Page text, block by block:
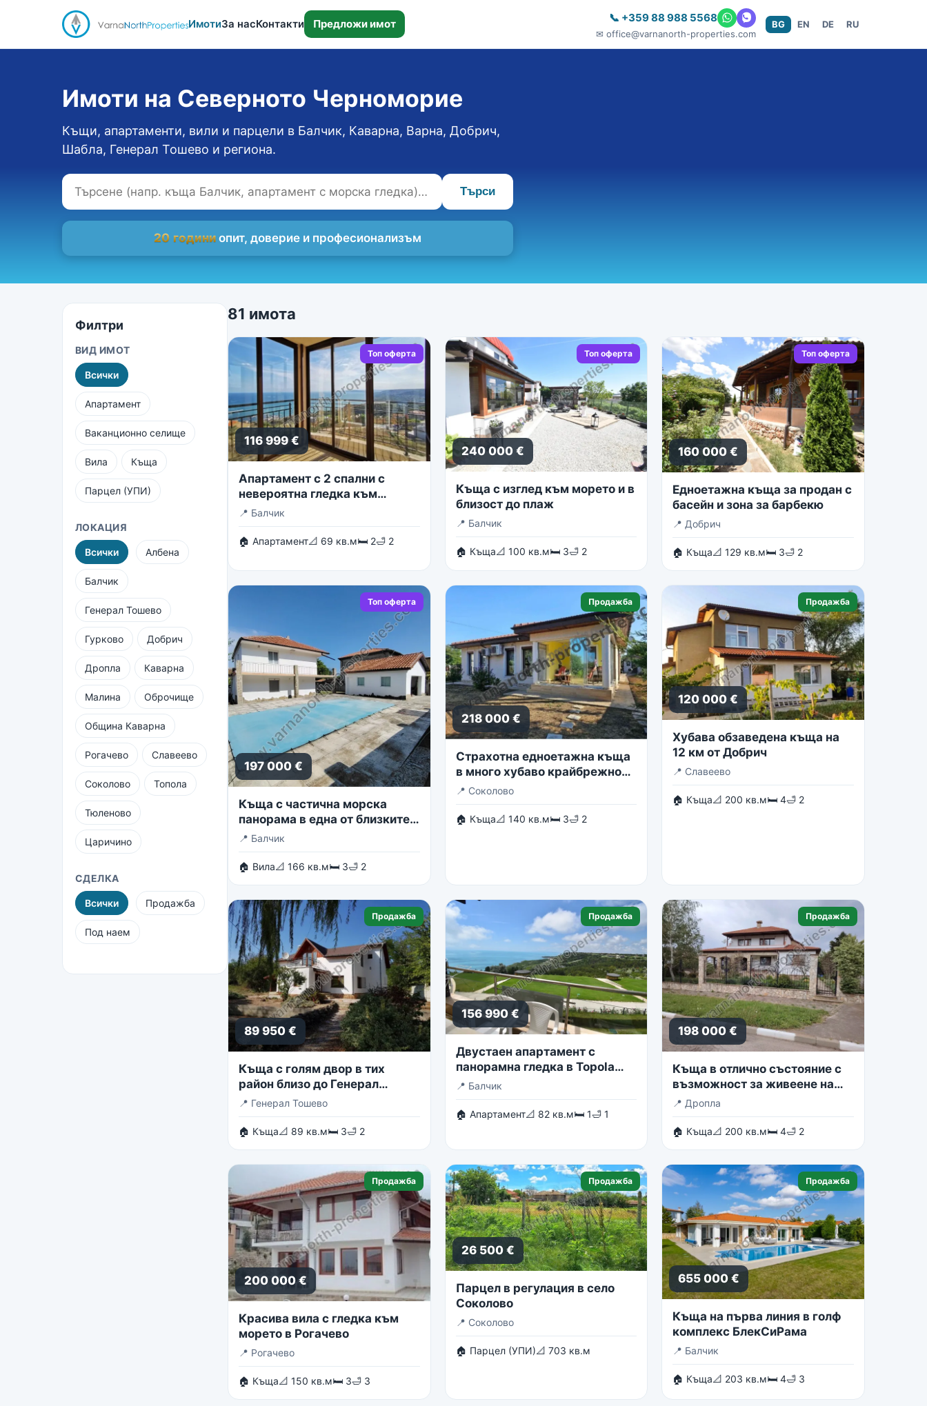
BG EN DE RU
ИмотиЗа насКонтакти Предложи имот 📞 +359 88 988 5568
✉ office@varnanorth-properties.com
Имоти на Северното Черноморие
Къщи, апартаменти, вили и парцели в Балчик, Каварна, Варна, Добрич,
Шабла, Генерал Тошево и региона.
Търси
20 години опит, доверие и професионализъм
Филтри
ВИД ИМОТ
Всички
Апартамент
Ваканционно селище
Вила Къща
Парцел (УПИ)
ЛОКАЦИЯ
Всички Албена
Балчик
Генерал Тошево
Гурково Добрич
Дропла Каварна
Малина Оброчище
Община Каварна
Рогачево Славеево
Соколово Топола
Тюленово
Царичино
СДЕЛКА
Всички Продажба
Под наем
81 имота
Топ оферта
116 999 €
Апартамент с 2 спални с
невероятна гледка към
безкрайното море
📍 Балчик
🏠 Апартамент📐 69 кв.м🛏 2🛁 2
Топ оферта
240 000 €
Къща с изглед към морето и в
близост до плаж
📍 Балчик
🏠 Къща📐 100 кв.м🛏 3🛁 2
Топ оферта
160 000 €
Едноетажна къща за продан с
басейн и зона за барбекю
📍 Добрич
🏠 Къща📐 129 кв.м🛏 3🛁 2
Топ оферта
197 000 €
Къща с частична морска
панорама в една от близките
вилни зони в гр. Балчик
📍 Балчик
🏠 Вила📐 166 кв.м🛏 3🛁 2
Продажба
218 000 €
Страхотна едноетажна къща
в много хубаво крайбрежно
село
📍 Соколово
🏠 Къща📐 140 кв.м🛏 3🛁 2
Продажба
120 000 €
Хубава обзаведена къща на
12 км от Добрич
📍 Славеево
🏠 Къща📐 200 кв.м🛏 4🛁 2
Продажба
89 950 €
Къща с голям двор в тих
район близо до Генерал
Тошево
📍 Генерал Тошево
🏠 Къща📐 89 кв.м🛏 3🛁 2
Продажба
156 990 €
Двустаен апартамент с
панорамна гледка в Topola
Skies
📍 Балчик
🏠 Апартамент📐 82 кв.м🛏 1🛁 1
Продажба
198 000 €
Къща в отлично състояние с
възможност за живеене на
две семейства
📍 Дропла
🏠 Къща📐 200 кв.м🛏 4🛁 2
Продажба
200 000 €
Красива вила с гледка към
морето в Рогачево
📍 Рогачево
🏠 Къща📐 150 кв.м🛏 3🛁 3
Продажба
26 500 €
Парцел в регулация в село
Соколово
📍 Соколово
🏠 Парцел (УПИ)📐 703 кв.м
Продажба
655 000 €
Къща на първа линия в голф
комплекс БлекСиРама
📍 Балчик
🏠 Къща📐 203 кв.м🛏 4🛁 3